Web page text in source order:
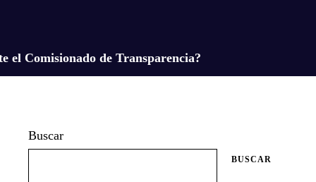
el Comisionado de Transparencia?
Buscar
BUSCAR